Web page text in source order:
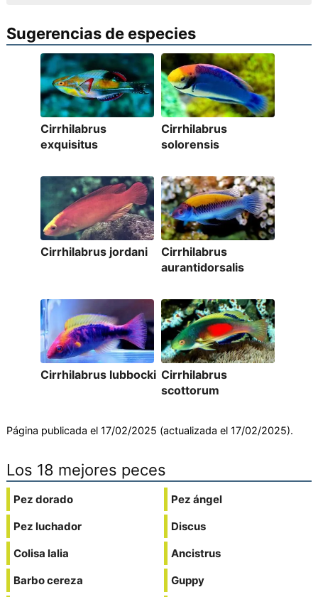
Sugerencias de especies
Cirrhilabrus
exquisitus
Cirrhilabrus
solorensis
Cirrhilabrus jordani
Cirrhilabrus
aurantidorsalis
Cirrhilabrus lubbocki Cirrhilabrus
scottorum
Página publicada el 17/02/2025 (actualizada el 17/02/2025).
Los 18 mejores peces
Pez dorado
Pez luchador
Colisa lalia
Barbo cereza
Pez ángel
Discus
Ancistrus
Guppy